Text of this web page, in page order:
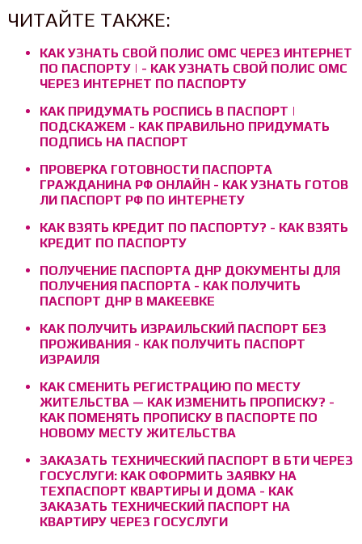
ЧИТАЙТЕ ТАКЖЕ:
КАК УЗНАТЬ СВОЙ ПОЛИС ОМС ЧЕРЕЗ ИНТЕРНЕТ
ПО ПАСПОРТУ | - КАК УЗНАТЬ СВОЙ ПОЛИС ОМС
ЧЕРЕЗ ИНТЕРНЕТ ПО ПАСПОРТУ
КАК ПРИДУМАТЬ РОСПИСЬ В ПАСПОРТ |
ПОДСКАЖЕМ - КАК ПРАВИЛЬНО ПРИДУМАТЬ
ПОДПИСЬ НА ПАСПОРТ
ПРОВЕРКА ГОТОВНОСТИ ПАСПОРТА
ГРАЖДАНИНА РФ ОНЛАЙН - КАК УЗНАТЬ ГОТОВ
ЛИ ПАСПОРТ РФ ПО ИНТЕРНЕТУ
КАК ВЗЯТЬ КРЕДИТ ПО ПАСПОРТУ? - КАК ВЗЯТЬ
КРЕДИТ ПО ПАСПОРТУ
ПОЛУЧЕНИЕ ПАСПОРТА ДНР ДОКУМЕНТЫ ДЛЯ
ПОЛУЧЕНИЯ ПАСПОРТА - КАК ПОЛУЧИТЬ
ПАСПОРТ ДНР В МАКЕЕВКЕ
КАК ПОЛУЧИТЬ ИЗРАИЛЬСКИЙ ПАСПОРТ БЕЗ
ПРОЖИВАНИЯ - КАК ПОЛУЧИТЬ ПАСПОРТ
ИЗРАИЛЯ
КАК СМЕНИТЬ РЕГИСТРАЦИЮ ПО МЕСТУ
ЖИТЕЛЬСТВА — КАК ИЗМЕНИТЬ ПРОПИСКУ? -
КАК ПОМЕНЯТЬ ПРОПИСКУ В ПАСПОРТЕ ПО
НОВОМУ МЕСТУ ЖИТЕЛЬСТВА
ЗАКАЗАТЬ ТЕХНИЧЕСКИЙ ПАСПОРТ В БТИ ЧЕРЕЗ
ГОСУСЛУГИ: КАК ОФОРМИТЬ ЗАЯВКУ НА
ТЕХПАСПОРТ КВАРТИРЫ И ДОМА - КАК
ЗАКАЗАТЬ ТЕХНИЧЕСКИЙ ПАСПОРТ НА
КВАРТИРУ ЧЕРЕЗ ГОСУСЛУГИ